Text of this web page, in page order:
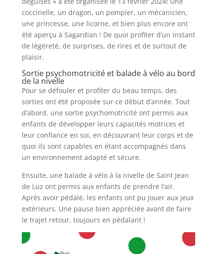
coccinelle, un dragon, un pompier, un mécanicien,
une princesse, une licorne, et bien plus encore ont
été aperçu à Sagardian ! De quoi profiter d’un instant
de légèreté, de surprises, de rires et de surtout de
plaisir.
Sortie psychomotricité et balade à vélo au bord
de la nivelle
Pour se défouler et profiter du beau temps, des
sorties ont été proposée sur ce début d’année. Tout
d’abord, une sortie psychomotricité ont permis aux
enfants de développer leurs capacités motrices et
leur confiance en soi, en découvrant leur corps et de
quoi ils sont capables en étant accompagnés dans
un environnement adapté et sécure.
Ensuite, une balade à vélo à la nivelle de Saint Jean
de Luz ont permis aux enfants de prendre l’air.
Après avoir pédalé, les enfants ont pu jouer aux jeux
extérieurs. Une pause bien appréciée avant de faire
le trajet retour, toujours en pédalant !